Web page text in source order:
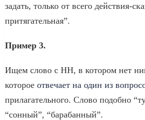
задать, только от всего действия-
притягательная”.
Пример 3.
Ищем слово с НН, в котором нет
которое отвечает на один из
прилагательного. Слово подобно
“сонный”, “барабанный”.